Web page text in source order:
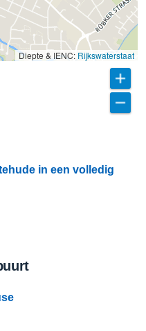
Diepte & IENC: Rijkswaterstaat
in een volledig